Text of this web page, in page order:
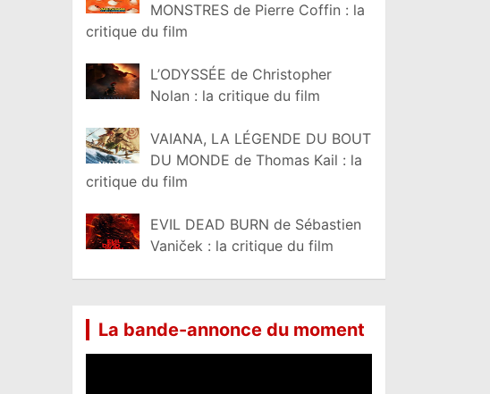
MONSTRES de Pierre Coffin : la
critique du film
L’ODYSSÉE de Christopher
Nolan : la critique du film
VAIANA, LA LÉGENDE DU BOUT
DU MONDE de Thomas Kail : la
critique du film
EVIL DEAD BURN de Sébastien
Vaniček : la critique du film
La bande-annonce du moment